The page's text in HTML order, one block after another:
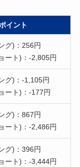
イント
グ)：256円
ート)：-2,805円
グ)：-1,105円
ート)：-177円
グ)：867円
ート)：-2,486円
グ)：396円
ート)：-3,444円